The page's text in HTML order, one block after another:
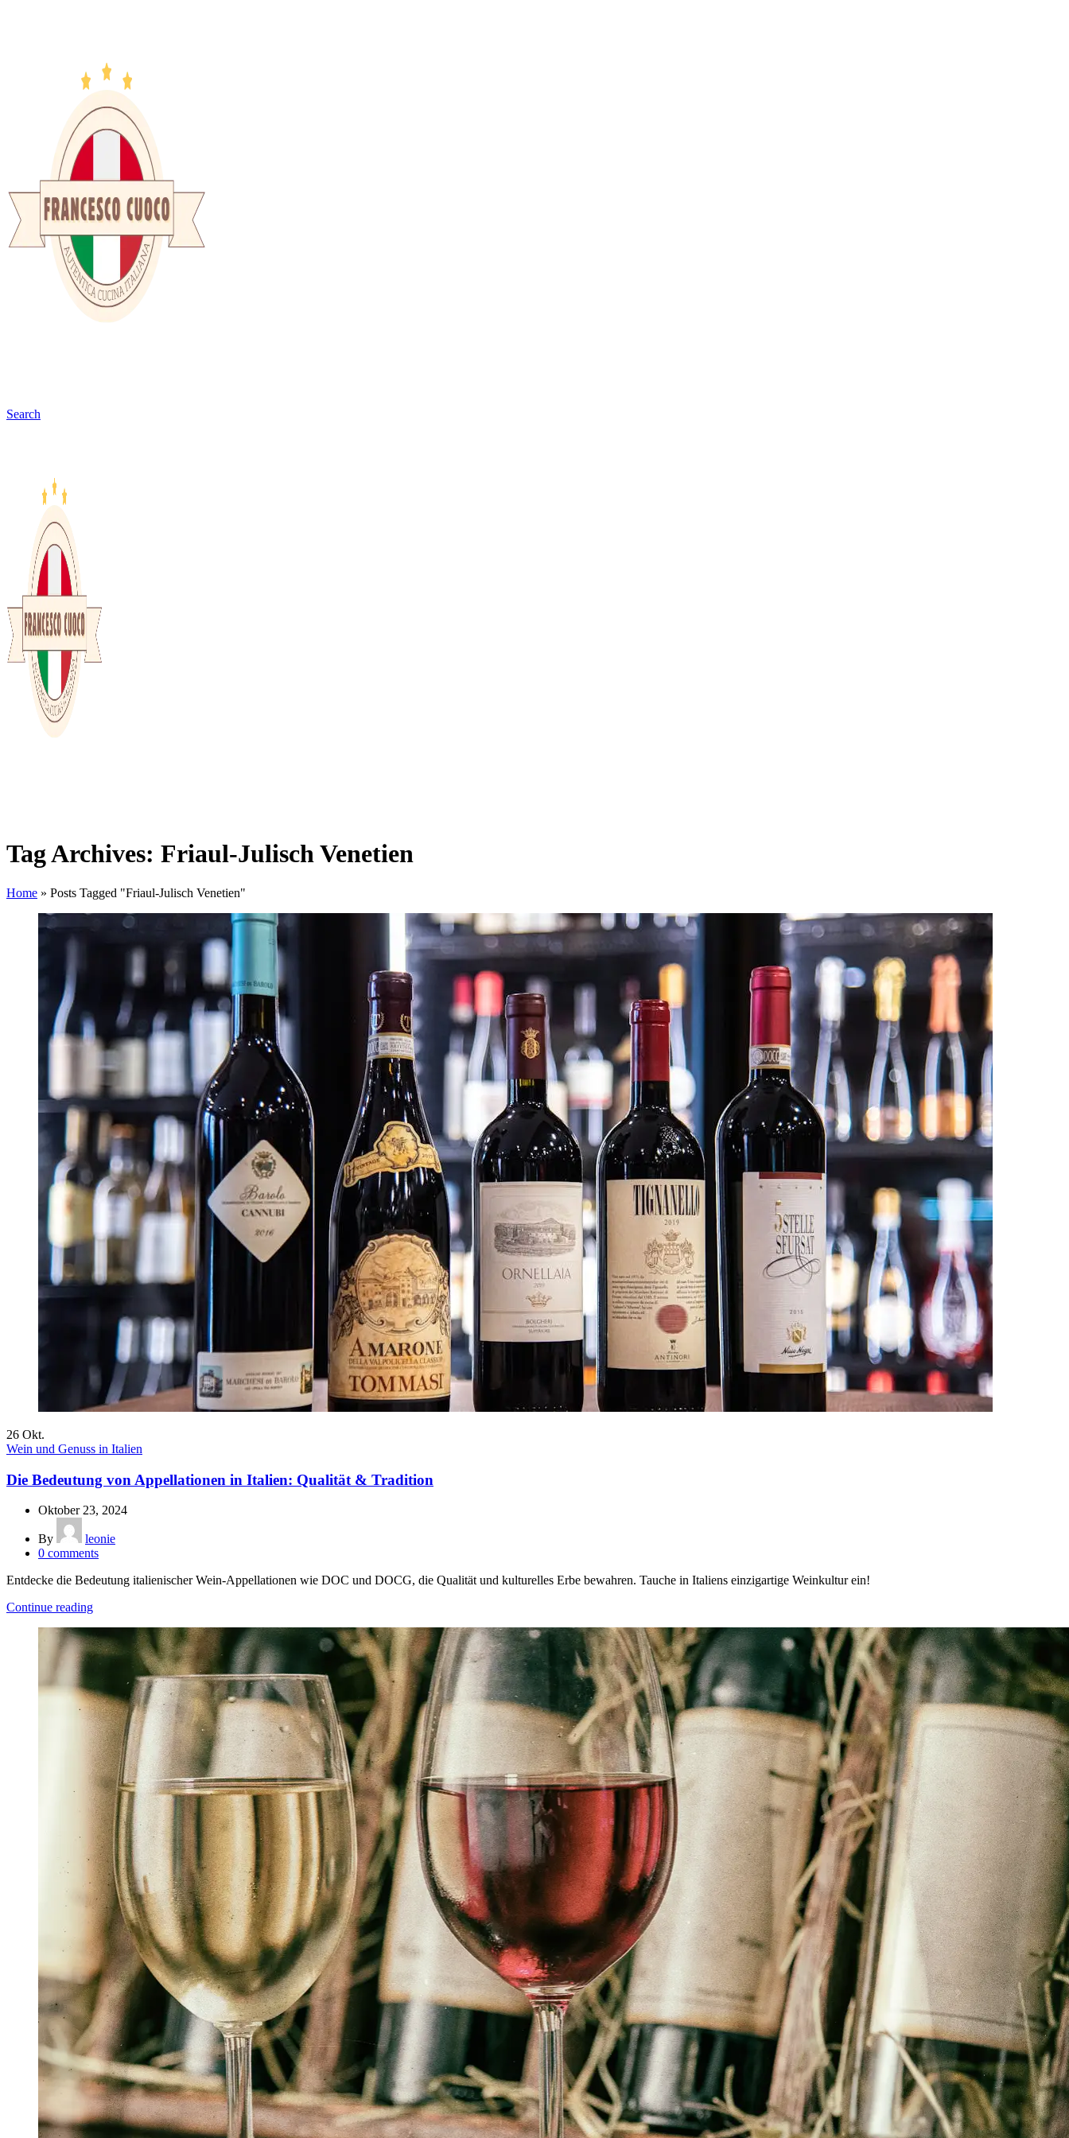
Search
Tag Archives: Friaul-Julisch Venetien
Home » Posts Tagged "Friaul-Julisch Venetien"
26 Okt.
Wein und Genuss in Italien
Die Bedeutung von Appellationen in Italien: Qualität & Tradition
Oktober 23, 2024
By
leonie
0 comments
Entdecke die Bedeutung italienischer Wein-Appellationen wie DOC und DOCG, die Qualität und kulturelles Erbe bewahren. Tauche in Italiens einzigartige Weinkultur ein!
Continue reading